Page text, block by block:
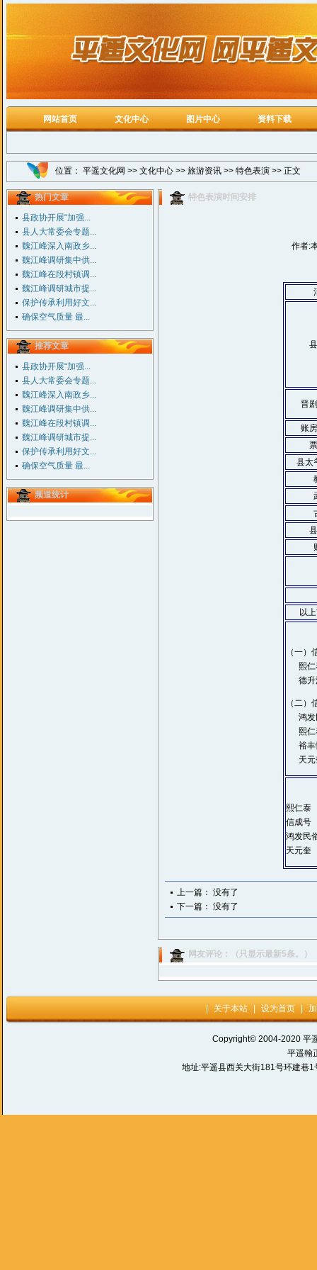
网站首页 文化中心 图片中心 资料下载
位置： 平遥文化网 >> 文化中心 >> 旅游资讯 >> 特色表演 >> 正文
热门文章
县政协开展“加强...
县人大常委会专题...
魏江峰深入南政乡...
魏江峰调研集中供...
魏江峰在段村镇调...
魏江峰调研城市提...
保护传承利用好文...
确保空气质量 最...
推荐文章
县政协开展“加强...
县人大常委会专题...
魏江峰深入南政乡...
魏江峰调研集中供...
魏江峰在段村镇调...
魏江峰调研城市提...
保护传承利用好文...
确保空气质量 最...
频道统计
特色表演时间安排
作者:
晋
账
县太
以
（一
熙仁
德升
（二
鸿发
熙仁
裕丰
天元
熙仁
信成
鸿发民
天元
上一篇： 没有了
下一篇： 没有了
网友评论：（只显示最新5条。）
关于本站 设为首页
Copyright© 2004-2020 平
平遥翰
地址:平遥县西关大街181号环建